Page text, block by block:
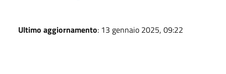
Ultimo aggiornamento: 13 gennaio 2025, 09:22